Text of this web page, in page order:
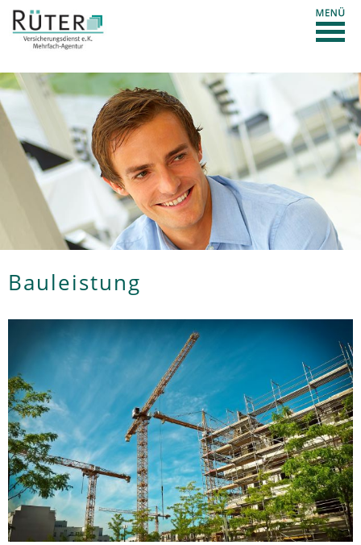
Bauleistung